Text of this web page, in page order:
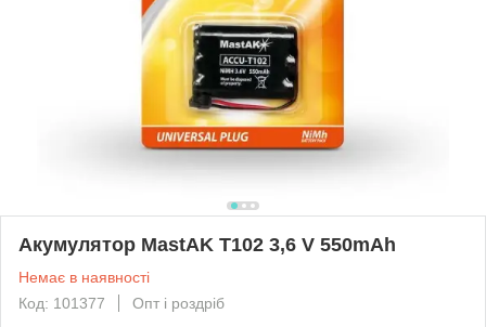
Акумулятор MastAK T102 3,6 V 550mAh
Немає в наявності
Код: 101377
Опт і роздріб